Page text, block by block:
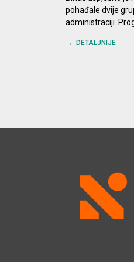
pohađale dvije
administraciji.
→ DETALJNIJE